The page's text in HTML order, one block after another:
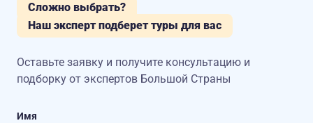
Сложно выбрать?
Наш эксперт подберет туры для вас
Оставьте заявку и получите консультацию и
подборку от экспертов Большой Страны
Имя